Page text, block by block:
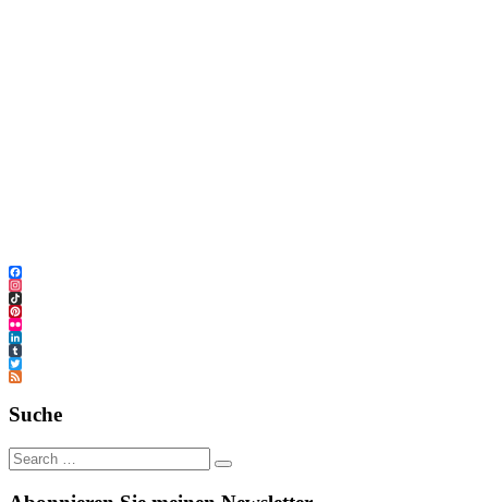
Facebook
Instagram
TikTok
Pinterest
Flickr
LinkedIn
Tumblr
Twitter
Feed
Suche